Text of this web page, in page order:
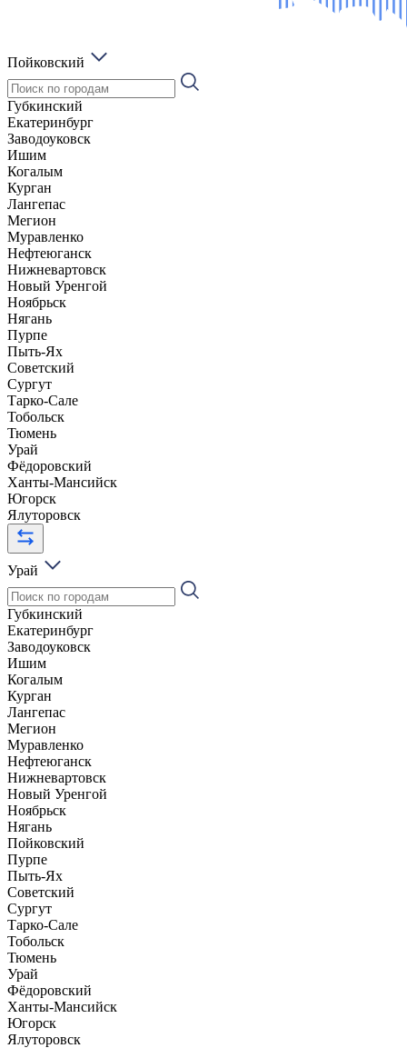
Пойковский
Губкинский
Екатеринбург
Заводоуковск
Ишим
Когалым
Курган
Лангепас
Мегион
Муравленко
Нефтеюганск
Нижневартовск
Новый Уренгой
Ноябрьск
Нягань
Пурпе
Пыть-Ях
Советский
Сургут
Тарко-Сале
Тобольск
Тюмень
Урай
Фёдоровский
Ханты-Мансийск
Югорск
Ялуторовск
Урай
Губкинский
Екатеринбург
Заводоуковск
Ишим
Когалым
Курган
Лангепас
Мегион
Муравленко
Нефтеюганск
Нижневартовск
Новый Уренгой
Ноябрьск
Нягань
Пойковский
Пурпе
Пыть-Ях
Советский
Сургут
Тарко-Сале
Тобольск
Тюмень
Урай
Фёдоровский
Ханты-Мансийск
Югорск
Ялуторовск